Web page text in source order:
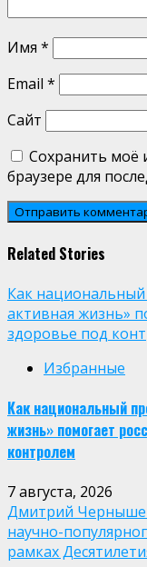
Имя *
Email *
Сайт
Сохранить моё
браузере для
Related Stories
Как
активная жизнь»
здоровье под
Избранные
Как национальный
жизнь» помогает
контролем
7 августа, 2026
Дмитрий
научно-
рамках